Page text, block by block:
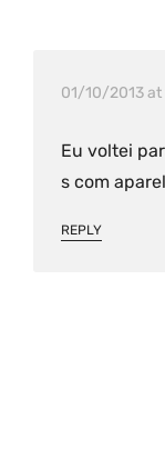
01/10/2013 at
Eu voltei
s com
REPLY